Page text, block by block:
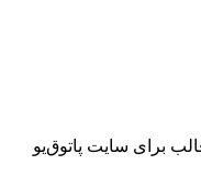
برای سایت پاتوق‌یو